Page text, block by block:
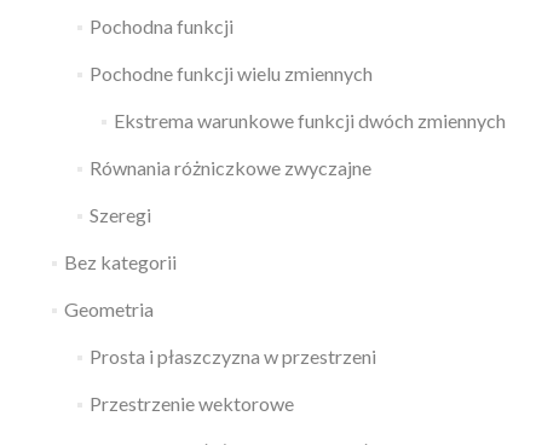
Pochodna funkcji
Pochodne funkcji wielu zmiennych
Ekstrema warunkowe funkcji dwóch zmiennych
Równania różniczkowe zwyczajne
Szeregi
Bez kategorii
Geometria
Prosta i płaszczyzna w przestrzeni
Przestrzenie wektorowe